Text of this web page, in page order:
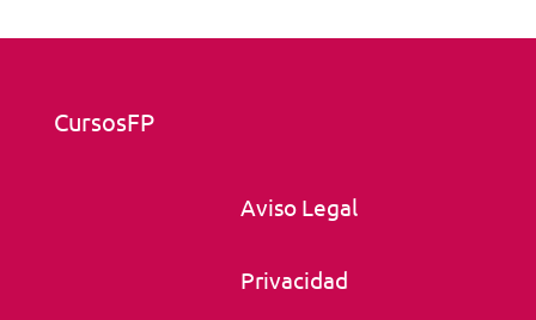
CursosFP
Aviso Legal
Privacidad